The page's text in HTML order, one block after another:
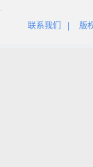
联系我们 版